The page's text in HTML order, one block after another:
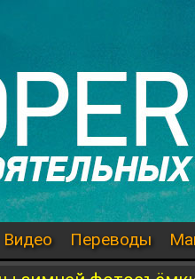
Видео Переводы